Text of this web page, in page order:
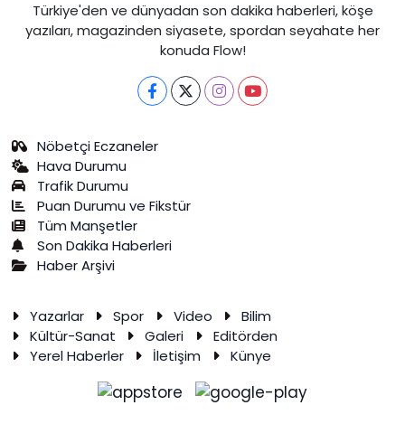
Türkiye'den ve dünyadan son dakika haberleri, köşe
yazıları, magazinden siyasete, spordan seyahate her
konuda Flow!
Nöbetçi Eczaneler
Hava Durumu
Trafik Durumu
Puan Durumu ve Fikstür
Tüm Manşetler
Son Dakika Haberleri
Haber Arşivi
Yazarlar Spor Video
Bilim
Kültür-Sanat
Galeri
Editörden
Yerel Haberler
İletişim Künye